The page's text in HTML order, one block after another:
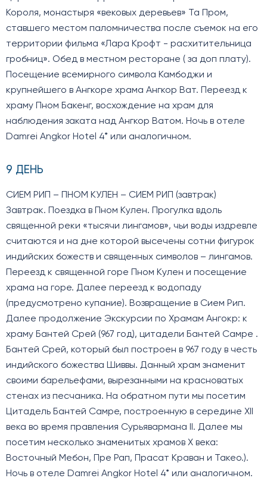
Короля, монастыря «вековых деревьев» Та Пром,
ставшего местом паломничества после съемок на его
территории фильма «Лара Крофт - расхитительница
гробниц». Обед в местном ресторане ( за доп плату).
Посещение всемирного символа Камбоджи и
крупнейшего в Ангкоре храма Ангкор Ват. Переезд к
храму Пном Бакенг, восхождение на храм для
наблюдения заката над Ангкор Ватом. Ночь в отеле
Damrei Angkor Hotel 4* или аналогичном.
9 ДЕНЬ
СИЕМ РИП – ПНОМ КУЛЕН – СИЕМ РИП (завтрак)
Завтрак. Поездка в Пном Кулен. Прогулка вдоль
священной реки «тысячи лингамов», чьи воды издревле
считаются и на дне которой высечены сотни фигурок
индийских божеств и священных символов – лингамов.
Переезд к священной горе Пном Кулен и посещение
храма на горе. Далее переезд к водопаду
(предусмотрено купание). Возвращение в Сием Рип.
Далее продолжение Экскурсии по Храмам Ангокр: к
храму Бантей Срей (967 год), цитадели Бантей Самре .
Бантей Срей, который был построен в 967 году в честь
индийского божества Шиввы. Данный храм знаменит
своими барельефами, вырезанными на красноватых
стенах из песчаника. На обратном пути мы посетим
Цитадель Бантей Самре, построенную в середине XII
века во время правления Сурьявармана II. Далее мы
посетим несколько знаменитых храмов X века:
Восточный Мебон, Пре Рап, Прасат Краван и Такео.).
Ночь в отеле Damrei Angkor Hotel 4* или аналогичном.